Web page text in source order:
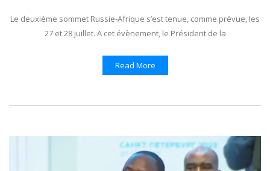
Le deuxième sommet Russie-Afrique s’est tenue, comme prévue, les
27 et 28 juillet. A cet évènement, le Président de la
Read More